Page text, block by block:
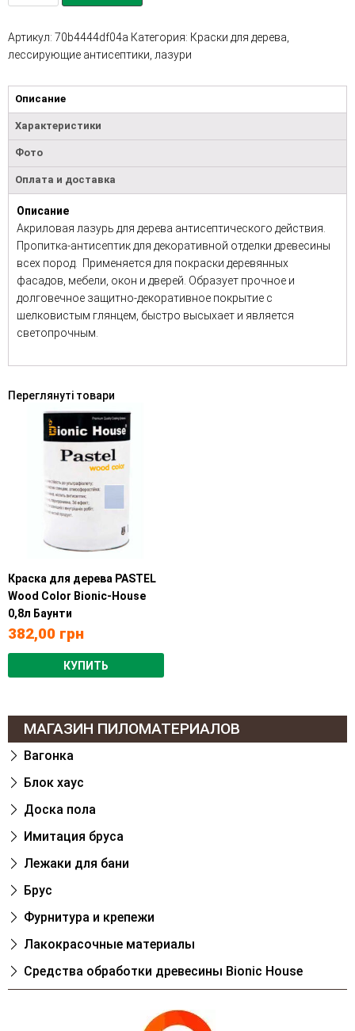
Артикул: 70b4444df04a Категория: Краски для дерева,
лессирующие антисептики, лазури
Описание
Характеристики
Фото
Оплата и доставка
Описание
Акриловая лазурь для дерева антисептического действия.
Пропитка-антисептик для декоративной отделки древесины
всех пород. Применяется для покраски деревянных
фасадов, мебели, окон и дверей. Образует прочное и
долговечное защитно-декоративное покрытие с
шелковистым глянцем, быстро высыхает и является
светопрочным.
Переглянуті товари
Краска для дерева PASTEL
Wood Color Bionic-House
0,8л Баунти
382,00 грн
КУПИТЬ
МАГАЗИН ПИЛОМАТЕРИАЛОВ
Вагонка
Блок хаус
Доска пола
Имитация бруса
Лежаки для бани
Брус
Фурнитура и крепежи
Лакокрасочные материалы
Cредства обработки древесины Bionic House